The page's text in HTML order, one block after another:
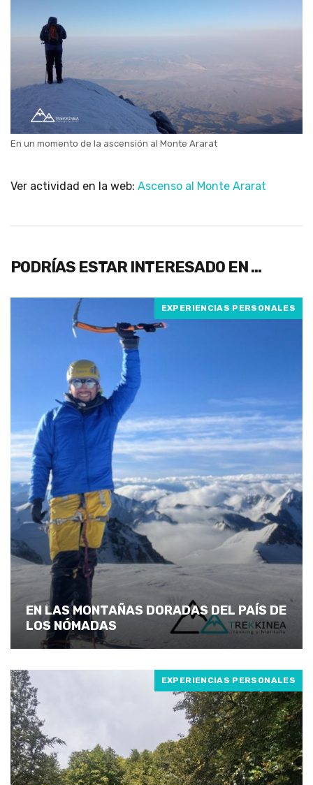
En un momento de la ascensión al Monte Ararat
Ver actividad en la web: Ascenso al Monte Ararat
PODRÍAS ESTAR INTERESADO EN …
EXPERIENCIAS PERSONALES
EN LAS MONTAÑAS DORADAS DEL PAÍS DE
LOS NÓMADAS
EXPERIENCIAS PERSONALES